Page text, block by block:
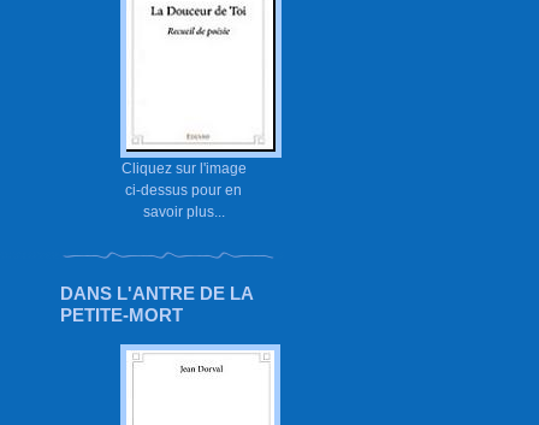
Cliquez sur l'image
ci-dessus pour en
savoir plus...
DANS L'ANTRE DE LA
PETITE-MORT